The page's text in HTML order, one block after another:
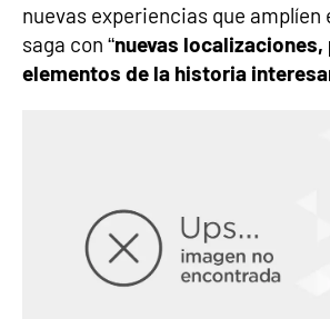
nuevas experiencias que amplíen
saga con “nuevas
elementos de la historia